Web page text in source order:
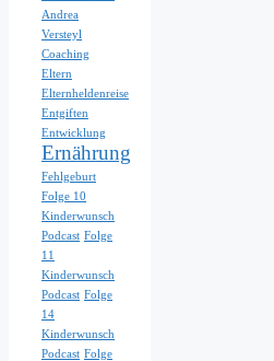
Andrea
Versteyl
Coaching
Eltern
Elternheldenreise
Entgiften
Entwicklung
Ernährung
Fehlgeburt
Folge 10
Kinderwunsch
Podcast Folge
11
Kinderwunsch
Podcast Folge
14
Kinderwunsch
Podcast Folge